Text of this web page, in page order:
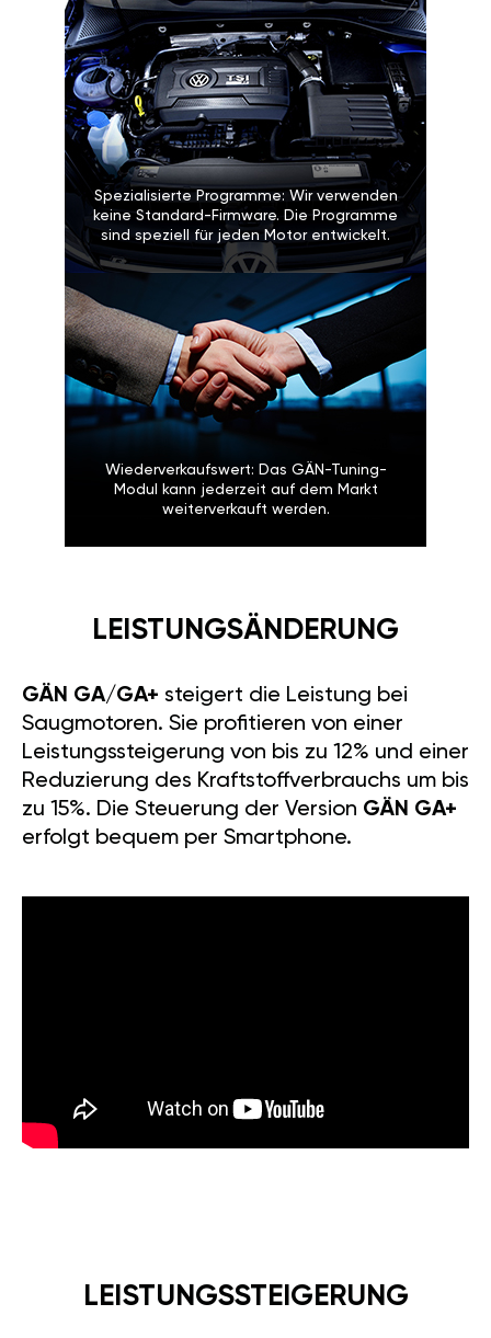
Spezialisierte Programme: Wir verwenden
keine Standard-Firmware. Die Programme
sind speziell für jeden Motor entwickelt.
Wiederverkaufswert: Das GÄN-Tuning-
Modul kann jederzeit auf dem Markt
weiterverkauft werden.
LEISTUNGSÄNDERUNG
GÄN GA/GA+ steigert die Leistung bei
Saugmotoren. Sie profitieren von einer
Leistungssteigerung von bis zu 12% und einer
Reduzierung des Kraftstoffverbrauchs um bis
zu 15%. Die Steuerung der Version GÄN GA+
erfolgt bequem per Smartphone.
LEISTUNGSSTEIGERUNG